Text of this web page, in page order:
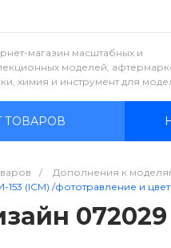
магазин масштабных и
моделей,
химия и инструмент для
ТОВАРОВ
/ Дополнения к
153 (ICM) /фототравление и